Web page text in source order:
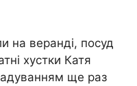
на веранді, посуд
хустки Катя
ще раз